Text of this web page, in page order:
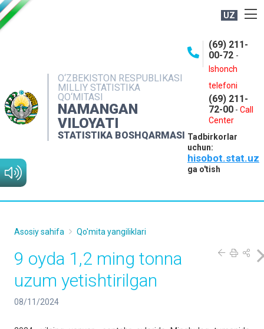
UZ
O‘ZBEKISTON RESPUBLIKASI
MILLIY STATISTIKA
QO‘MITASI
NAMANGAN
VILOYATI
STATISTIKA BOSHQARMASI
(69) 211-
00-72 -
Ishonch
telefoni
(69) 211-
72-00 - Call
Center
Tadbirkorlar
uchun:
hisobot.stat.uz
ga o'tish
NASHRLAR
INTERAKTIV XIZMATLAR
MATBUOT XIZMATI
MUROJAATLAR
Asosiy sahifa Qo'mita yangiliklari
9 oyda 1,2 ming tonna
uzum yetishtirilgan
08/11/2024